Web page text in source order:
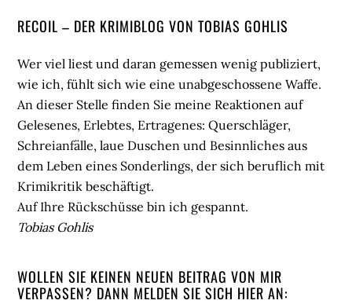
Seitenspalte
RECOIL – DER KRIMIBLOG VON TOBIAS GOHLIS
Wer viel liest und daran gemessen wenig publiziert,
wie ich, fühlt sich wie eine unabgeschossene Waffe.
An dieser Stelle finden Sie meine Reaktionen auf
Gelesenes, Erlebtes, Ertragenes: Querschläger,
Schreianfälle, laue Duschen und Besinnliches aus
dem Leben eines Sonderlings, der sich beruflich mit
Krimikritik beschäftigt.
Auf Ihre Rückschüsse bin ich gespannt.
Tobias Gohlis
WOLLEN SIE KEINEN NEUEN BEITRAG VON MIR
VERPASSEN? DANN MELDEN SIE SICH HIER AN: